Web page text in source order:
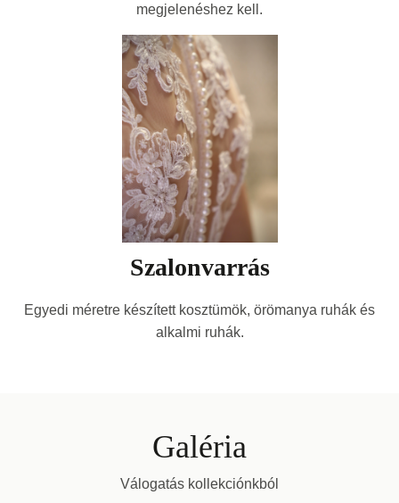
megjelenéshez kell.
Szalonvarrás
Egyedi méretre készített kosztümök, örömanya ruhák és
alkalmi ruhák.
Galéria
Válogatás kollekciónkból